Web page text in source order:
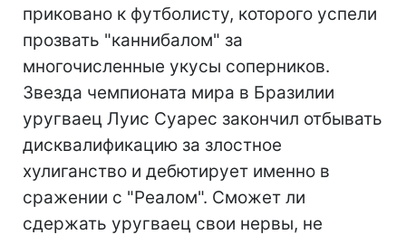
приковано к футболисту, которого успели
прозвать "каннибалом" за
многочисленные укусы соперников.
Звезда чемпионата мира в Бразилии
уругваец Луис Суарес закончил отбывать
дисквалификацию за злостное
хулиганство и дебютирует именно в
сражении с "Реалом". Сможет ли
сдержать уругваец свои нервы, не